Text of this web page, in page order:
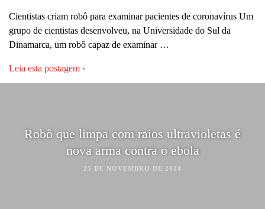
Cientistas criam robô para examinar pacientes de coronavírus Um
grupo de cientistas desenvolveu, na Universidade do Sul da
Dinamarca, um robô capaz de examinar …
Leia esta postagem ›
Robô que limpa com raios ultravioletas é
nova arma contra o ebola
25 DE NOVEMBRO DE 2014